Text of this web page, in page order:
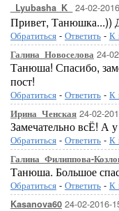
_Lyubasha_K_ 24-02-
Привет, Танюшка...))
Обратиться - Ответить - К
Галина_Новоселова 24-
Танюша! Спасибо,
пост!
Обратиться - Ответить - К
Ирина_Ченская 24-02-
Замечательно всЁ! А
Обратиться - Ответить - К
Галина_Филиппова-
Танюша. Большое
Обратиться - Ответить - К
Kasanova60 24-02-2016-